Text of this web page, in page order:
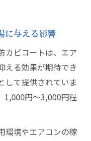
に与える影響
カビコートは、エア
える効果が期待でき
して提供されていま
1,000円〜3,000円程
環境やエアコンの稼